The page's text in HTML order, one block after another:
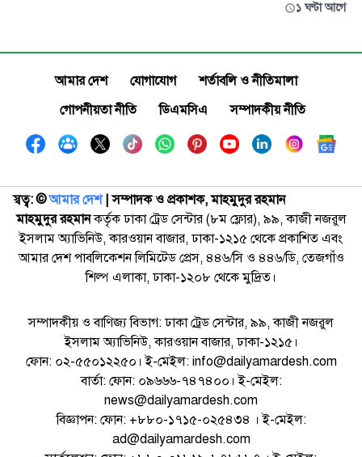
১ ঘণ্টা আগে
আমার দেশ যোগাযোগ
শর্তাবলি ও নীতিমালা
গোপনীয়তা নীতি
ডিএমসিএ সম্পাদকীয় নীতি
স্বত্ব: ©️আমার দেশ| সম্পাদক ও প্রকাশক, মাহমুদুর রহমান
মাহমুদুর রহমানকর্তৃক ঢাকা ট্রেড সেন্টার (৮ম ফ্লোর), ৯৯, কাজী নজরুল
ইসলাম অ্যাভিনিউ, কারওয়ান বাজার, ঢাকা-১২১৫ থেকে প্রকাশিত এবং
আমার দেশ পাবলিকেশন লিমিটেড প্রেস, ৪৪৬/সি ও ৪৪৬/ডি, তেজগাঁও
শিল্প এলাকা, ঢাকা-১২০৮ থেকে মুদ্রিত।
সম্পাদকীয় ও বাণিজ্য বিভাগ: ঢাকা ট্রেড সেন্টার, ৯৯, কাজী নজরুল
ইসলাম অ্যাভিনিউ, কারওয়ান বাজার, ঢাকা-১২১৫।
ফোন: ০২-৫৫০১২২৫০। ই-মেইল: info@dailyamardesh.com
বার্তা: ফোন: ০৯৬৬৬-৭৪৭৪০০। ই-মেইল:
news@dailyamardesh.com
বিজ্ঞাপন: ফোন: +৮৮০-১৭১৫-০২৫৪৩৪ । ই-মেইল:
ad@dailyamardesh.com